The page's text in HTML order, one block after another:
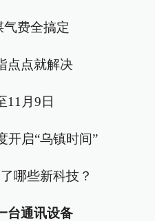
气费全搞定
点点就解决
11月9日
开启“乌镇时间”
哪些新科技？
台通讯设备